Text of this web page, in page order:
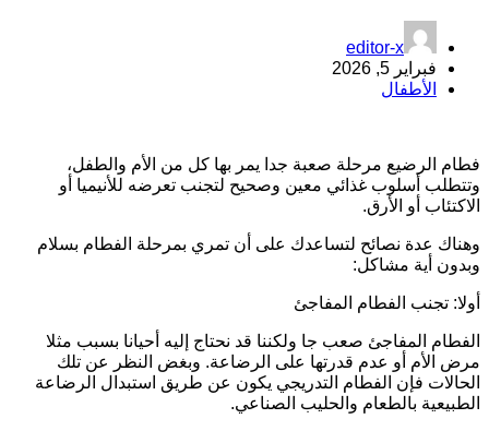
editor-x
فبراير 5, 2026
الأطفال
فطام الرضيع مرحلة صعبة جدا يمر بها كل من الأم والطفل،
وتتطلب أسلوب غذائي معين وصحيح لتجنب تعرضه للأنيميا أو
الاكتئاب أو الأرق.
وهناك عدة نصائح لتساعدك على أن تمري بمرحلة الفطام بسلام
وبدون أية مشاكل:
أولا: تجنب الفطام المفاجئ
الفطام المفاجئ صعب جا ولكننا قد نحتاج إليه أحيانا بسبب مثلا
مرض الأم أو عدم قدرتها على الرضاعة. وبغض النظر عن تلك
الحالات فإن الفطام التدريجي يكون عن طريق استبدال الرضاعة
الطبيعية بالطعام والحليب الصناعي.